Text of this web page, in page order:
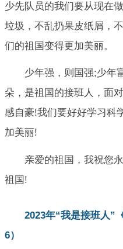
少先队员的我们要从现在
垃圾，不乱扔果皮纸屑，
们的祖国变得更加美丽。
少年强，则国强;少年
朵，是祖国的接班人，面
感自豪!我们要好好学习科
加美丽!
亲爱的祖国，我祝您
祖国!
2023年“我是接班人”
6）